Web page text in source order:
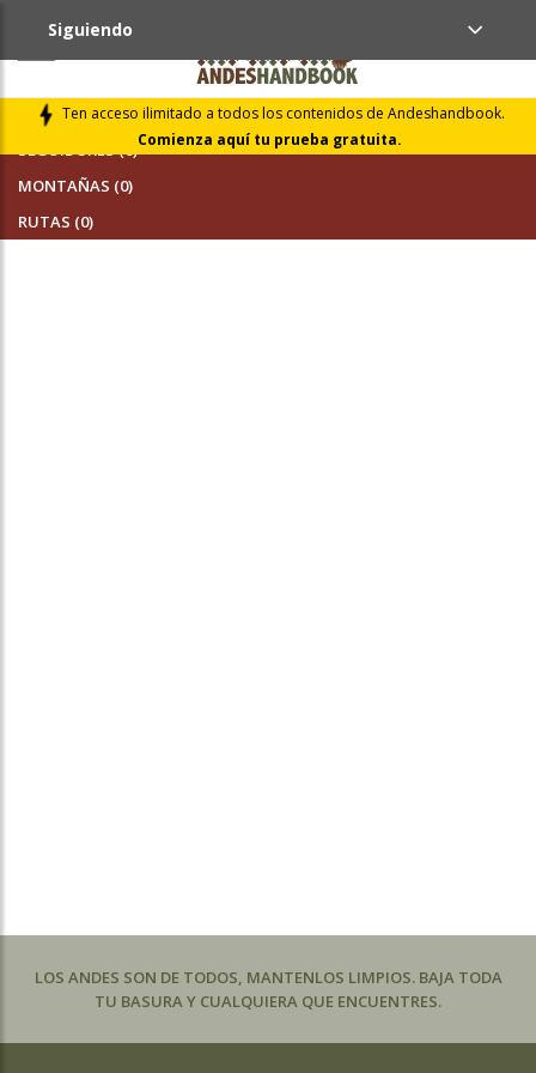
Ten acceso ilimitado a todos los contenidos de Andeshandbook.
Comienza aquí tu prueba gratuita.
Siguiendo
SEGUIDORES (0)
MONTAÑAS (0)
RUTAS (0)
LOS ANDES SON DE TODOS, MANTENLOS LIMPIOS. BAJA TODA
TU BASURA Y CUALQUIERA QUE ENCUENTRES.